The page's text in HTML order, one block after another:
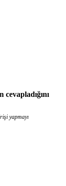
cevapladığını
yapmayı